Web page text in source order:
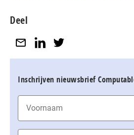
Deel
Inschrijven nieuwsbrief